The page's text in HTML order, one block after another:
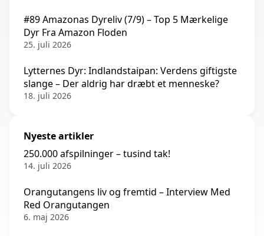
#89 Amazonas Dyreliv (7/9) – Top 5 Mærkelige
Dyr Fra Amazon Floden
25. juli 2026
Lytternes Dyr: Indlandstaipan: Verdens giftigste
slange – Der aldrig har dræbt et menneske?
18. juli 2026
Nyeste artikler
250.000 afspilninger – tusind tak!
14. juli 2026
Orangutangens liv og fremtid – Interview Med
Red Orangutangen
6. maj 2026